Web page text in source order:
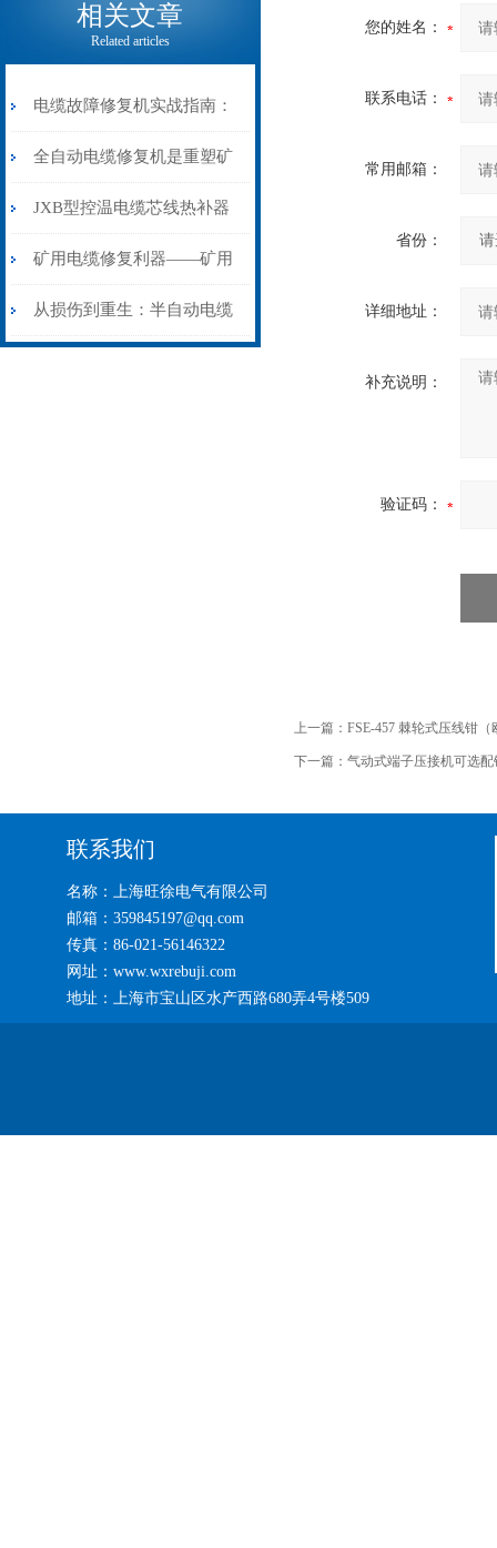
相关文章
Related articles
电缆故障修复机实战指南：
从“盲测”到“精确定点”的三
步作业法
全自动电缆修复机是重塑矿
山电力动脉的“智能外科医
生”
JXB型控温电缆芯线热补器
安装与接线：精准修复的工
艺基石
矿用电缆修复利器——矿用
电缆热补机智能控温，安全
从损伤到重生：半自动电缆
您的姓名：
联系电话：
常用邮箱：
省份：
详细地址：
补充说明：
验证码：
上一篇： FSE-457 棘轮式压线钳
下一篇： 气动式端子压接机可选配
联系我们
名称：上海旺徐电气有限公司
邮箱：359845197@qq.com
传真：86-021-56146322
网址：www.wxrebuji.com
地址：上海市宝山区水产西路680弄4号楼509